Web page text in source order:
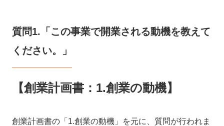
質問1.「この事業で開業される動機を教えて
ください。」
【創業計画書：1.創業の動機】
創業計画書の「1.創業の動機」を元に、質問が行われま